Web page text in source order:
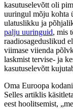
kasutuselevõtt oli
uuringul mõju kohta
ulatuslikku ja
palju uuringuid, mis
raadiosageduslikud
viimase viienda
laskmist tervise- ja
kasutuselevõtt
Oma Euroopa
Selles artiklis
eest hoolitsemist,